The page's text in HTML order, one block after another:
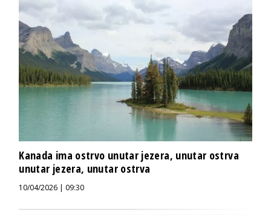
Kanada ima ostrvo unutar jezera, unutar ostrva
unutar jezera, unutar ostrva
10/04/2026 | 09:30